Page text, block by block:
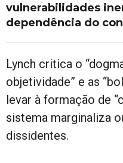
vulnerabilidades
dependência do
Lynch critica o
objetividade” e as
levar à formação de
sistema marginaliza
dissidentes.